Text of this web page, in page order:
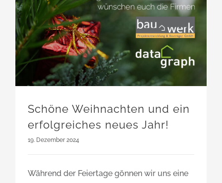
Schöne Weihnachten und ein
erfolgreiches neues Jahr!
19. Dezember 2024
Während der Feiertage gönnen wir uns eine